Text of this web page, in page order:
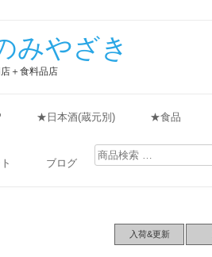
みやざき
＋食料品店
★日本酒(蔵元別) ★食品
ブログ
検
索
入荷&更新